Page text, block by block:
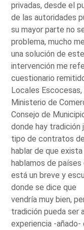
privadas, desde el
de las autoridades
su mayor parte no
problema, mucho
una solución de
intervención me
cuestionario
Locales
Ministerio de
Consejo de
donde hay tradición
tipo de contratos
hablar de que
hablamos de
está un breve y
donde se dice que
vendría muy bien,
tradición pueda ser
experiencia -